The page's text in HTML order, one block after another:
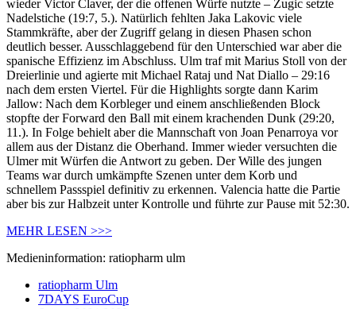
wieder Victor Claver, der die offenen Würfe nutzte – Zugic setzte
Nadelstiche (19:7, 5.). Natürlich fehlten Jaka Lakovic viele
Stammkräfte, aber der Zugriff gelang in diesen Phasen schon
deutlich besser. Ausschlaggebend für den Unterschied war aber die
spanische Effizienz im Abschluss. Ulm traf mit Marius Stoll von der
Dreierlinie und agierte mit Michael Rataj und Nat Diallo – 29:16
nach dem ersten Viertel. Für die Highlights sorgte dann Karim
Jallow: Nach dem Korbleger und einem anschließenden Block
stopfte der Forward den Ball mit einem krachenden Dunk (29:20,
11.). In Folge behielt aber die Mannschaft von Joan Penarroya vor
allem aus der Distanz die Oberhand. Immer wieder versuchten die
Ulmer mit Würfen die Antwort zu geben. Der Wille des jungen
Teams war durch umkämpfte Szenen unter dem Korb und
schnellem Passspiel definitiv zu erkennen. Valencia hatte die Partie
aber bis zur Halbzeit unter Kontrolle und führte zur Pause mit 52:30.
MEHR LESEN >>>
Medieninformation: ratiopharm ulm
ratiopharm Ulm
7DAYS EuroCup